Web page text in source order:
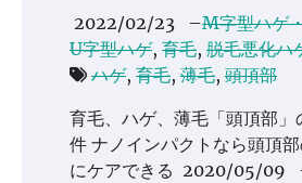
2022/02/23 –M字型ハゲ
U字型ハゲ, 育毛, 脱毛悪化ハ
ハゲ, 育毛, 薄毛, 頭頂部
育毛、ハゲ、薄毛「頭頂部」
件 ナノインパクトなら頭頂
にケアできる 2020/05/09